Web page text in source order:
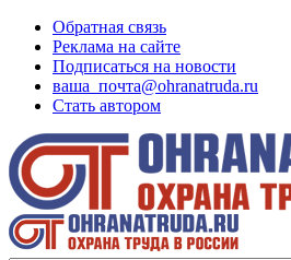
Обратная связь
Реклама на сайте
Подписаться на новости
ваша_почта@ohranatruda.ru
Стать автором